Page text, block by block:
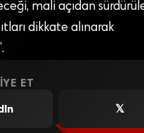
mali açıdan
dikkate alınarak
ET
𝕏